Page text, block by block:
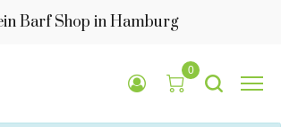
Barf Shop in Hamburg
0